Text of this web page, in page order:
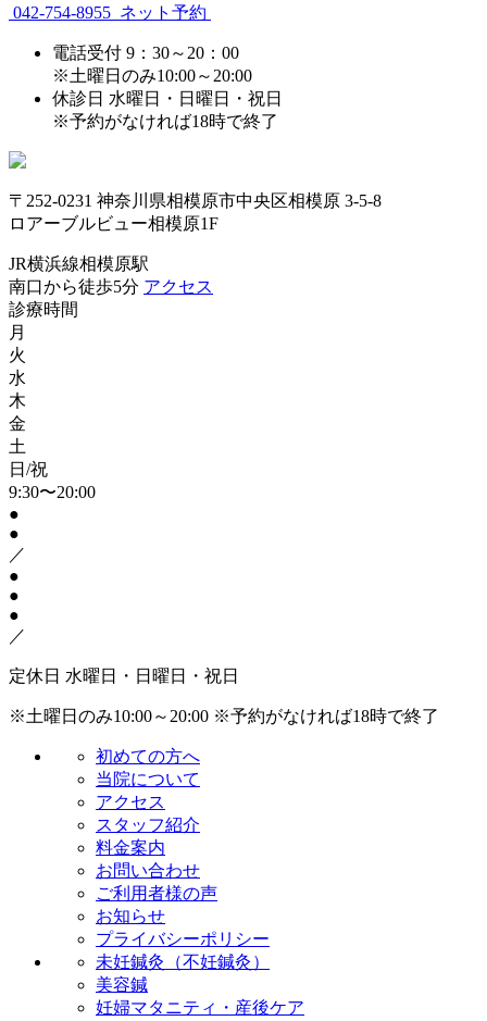
042-754-8955 ネット予約
電話受付 9：30～20：00
※土曜日のみ10:00～20:00
休診日 水曜日・日曜日・祝日
※予約がなければ18時で終了
〒252-0231 神奈川県相模原市中央区相模原 3-5-8
ロアーブルビュー相模原1F
JR横浜線相模原駅
南口から徒歩5分 アクセス
診療時間
月
火
水
木
金
土
日/祝
9:30〜20:00
●
●
／
●
●
●
／
定休日 水曜日・日曜日・祝日
※土曜日のみ10:00～20:00 ※予約がなければ18時で終了
初めての方へ
当院について
アクセス
スタッフ紹介
料金案内
お問い合わせ
ご利用者様の声
お知らせ
プライバシーポリシー
未妊鍼灸（不妊鍼灸）
美容鍼
妊婦マタニティ・産後ケア